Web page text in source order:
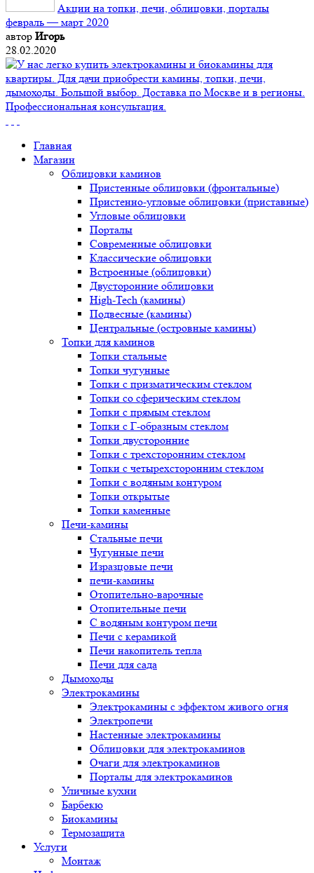
Акции на топки, печи, облицовки, порталы
февраль — март 2020
автор Игорь
28.02.2020
Главная
Магазин
Облицовки каминов
Пристенные облицовки (фронтальные)
Пристенно-угловые облицовки (приставные)
Угловые облицовки
Порталы
Современные облицовки
Классические облицовки
Встроенные (облицовки)
Двусторонние облицовки
High-Tech (камины)
Подвесные (камины)
Центральные (островные камины)
Топки для каминов
Топки стальные
Топки чугунные
Топки с призматическим стеклом
Топки со сферическим стеклом
Топки с прямым стеклом
Топки с Г-образным стеклом
Топки двусторонние
Топки с трехсторонним стеклом
Топки с четырехсторонним стеклом
Топки с водяным контуром
Топки открытые
Топки каменные
Печи-камины
Стальные печи
Чугунные печи
Изразцовые печи
печи-камины
Отопительно-варочные
Отопительные печи
С водяным контуром печи
Печи с керамикой
Печи накопитель тепла
Печи для сада
Дымоходы
Электрокамины
Электрокамины с эффектом живого огня
Электропечи
Настенные электрокамины
Облицовки для электрокаминов
Очаги для электрокаминов
Порталы для электрокаминов
Уличные кухни
Барбекю
Биокамины
Термозащита
Услуги
Монтаж